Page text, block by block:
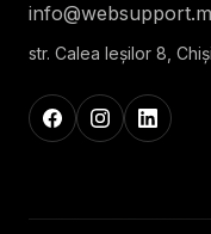
str. Calea Ieşilor 8,